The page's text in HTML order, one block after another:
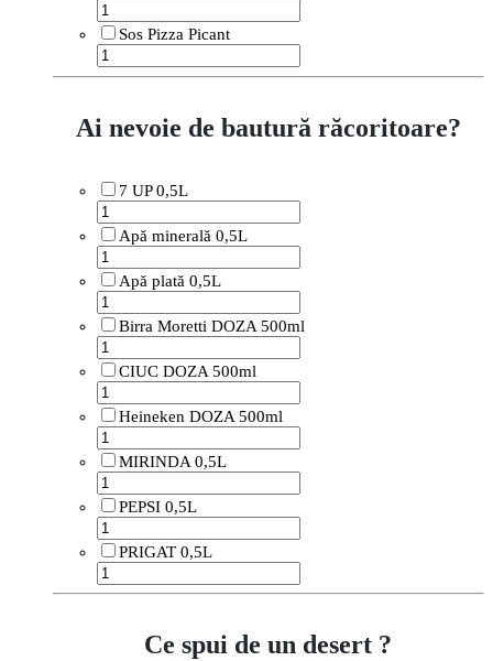
Sos Pizza Picant
Ai nevoie de bautură răcoritoare?
7 UP 0,5L
Apă minerală 0,5L
Apă plată 0,5L
Birra Moretti DOZA 500ml
CIUC DOZA 500ml
Heineken DOZA 500ml
MIRINDA 0,5L
PEPSI 0,5L
PRIGAT 0,5L
Ce spui de un desert ?